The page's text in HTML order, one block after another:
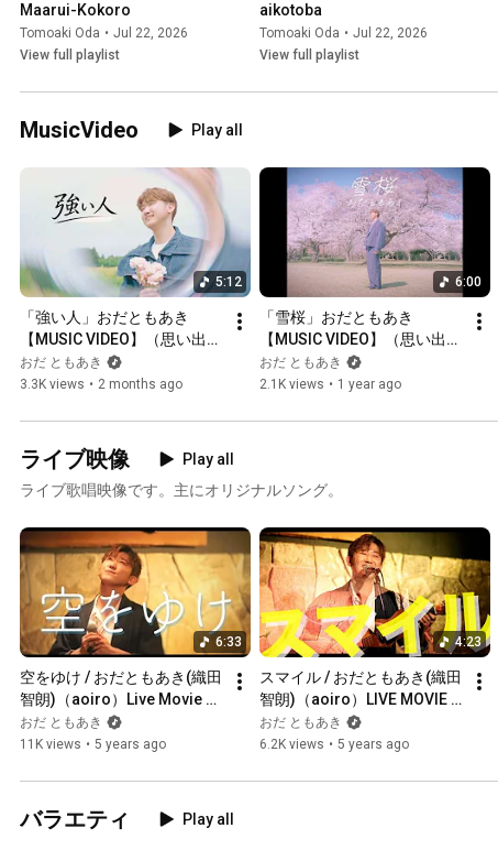
Maarui-Kokoro
Tomoaki Oda • Jul 22, 2026
View full playlist
aikotoba
Tomoaki Oda • Jul 22, 2026
View full playlist
MusicVideo Play all
5:12
「強い人」おだともあき
【MUSIC VIDEO】（思い出フ
ィルム）
おだ ともあき
3.3K views • 2 months ago
6:00
「雪桜」おだともあき
【MUSIC VIDEO】（思い出フ
ィルム）
おだ ともあき
2.1K views • 1 year ago
ライブ映像
Play all
ライブ歌唱映像です。主にオリジナルソング。
6:33
空をゆけ / おだともあき(織田
智朗)（aoiro）Live Movie @
四谷天窓-ラストライブ-
おだ ともあき
11K views • 5 years ago
4:23
スマイル / おだともあき(織田
智朗)（aoiro）LIVE MOVIE at
四谷天窓
おだ ともあき
6.2K views • 5 years ago
バラエティ Play all